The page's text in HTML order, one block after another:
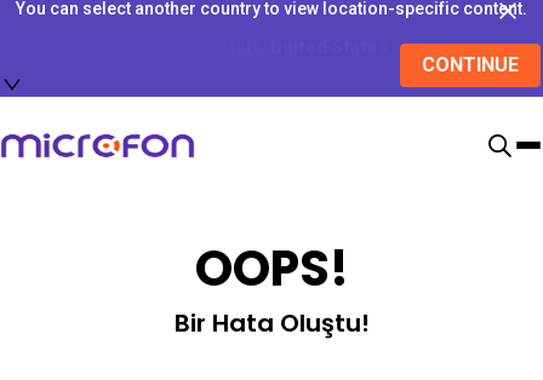
You can select another country to view location-specific content.
CONTINUE
OOPS!
Bir Hata Oluştu!